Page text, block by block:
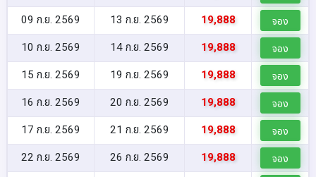
09 ก.ย. 2569 13 ก.ย. 2569 19,888 จอง
10 ก.ย. 2569 14 ก.ย. 2569 19,888 จอง
15 ก.ย. 2569 19 ก.ย. 2569 19,888 จอง
16 ก.ย. 2569 20 ก.ย. 2569 19,888 จอง
17 ก.ย. 2569 21 ก.ย. 2569 19,888 จอง
22 ก.ย. 2569 26 ก.ย. 2569 19,888 จอง